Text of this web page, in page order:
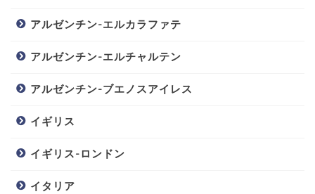
アルゼンチン-エルカラファテ
アルゼンチン-エルチャルテン
アルゼンチン-ブエノスアイレス
イギリス
イギリス-ロンドン
イタリア